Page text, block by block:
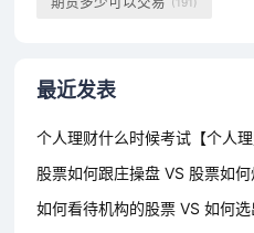
最近发表
个人理财什么时候考试【个人
股票如何跟庄操盘 VS 股票如